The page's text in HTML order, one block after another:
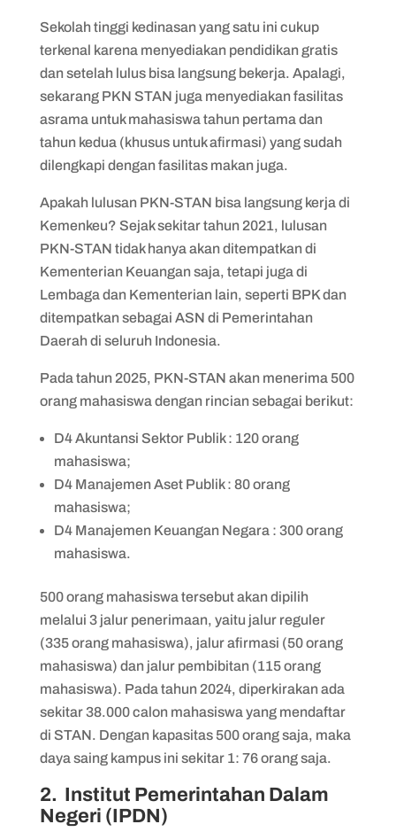
Sekolah tinggi kedinasan yang satu ini cukup
terkenal karena menyediakan pendidikan gratis
dan setelah lulus bisa langsung bekerja. Apalagi,
sekarang PKN STAN juga menyediakan fasilitas
asrama untuk mahasiswa tahun pertama dan
tahun kedua (khusus untuk afirmasi) yang sudah
dilengkapi dengan fasilitas makan juga.
Apakah lulusan PKN-STAN bisa langsung kerja di
Kemenkeu? Sejak sekitar tahun 2021, lulusan
PKN-STAN tidak hanya akan ditempatkan di
Kementerian Keuangan saja, tetapi juga di
Lembaga dan Kementerian lain, seperti BPK dan
ditempatkan sebagai ASN di Pemerintahan
Daerah di seluruh Indonesia.
Pada tahun 2025, PKN-STAN akan menerima 500
orang mahasiswa dengan rincian sebagai berikut:
D4 Akuntansi Sektor Publik : 120 orang
mahasiswa;
D4 Manajemen Aset Publik : 80 orang
mahasiswa;
D4 Manajemen Keuangan Negara : 300 orang
mahasiswa.
500 orang mahasiswa tersebut akan dipilih
melalui 3 jalur penerimaan, yaitu jalur reguler
(335 orang mahasiswa), jalur afirmasi (50 orang
mahasiswa) dan jalur pembibitan (115 orang
mahasiswa). Pada tahun 2024, diperkirakan ada
sekitar 38.000 calon mahasiswa yang mendaftar
di STAN. Dengan kapasitas 500 orang saja, maka
daya saing kampus ini sekitar 1: 76 orang saja.
2. Institut Pemerintahan Dalam
Negeri (IPDN)